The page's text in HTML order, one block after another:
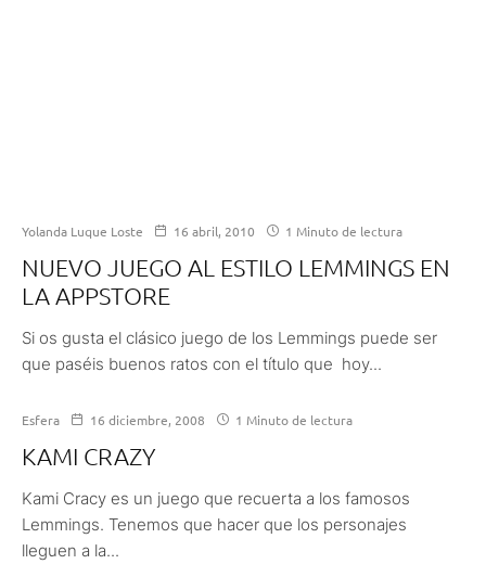
Yolanda Luque Loste 16 abril, 2010 1 Minuto de lectura
NUEVO JUEGO AL ESTILO LEMMINGS EN
LA APPSTORE
Si os gusta el clásico juego de los Lemmings puede ser
que paséis buenos ratos con el título que hoy...
Esfera 16 diciembre, 2008 1 Minuto de lectura
KAMI CRAZY
Kami Cracy es un juego que recuerta a los famosos
Lemmings. Tenemos que hacer que los personajes
lleguen a la...